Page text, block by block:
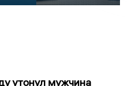
утонул мужчина